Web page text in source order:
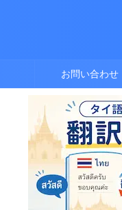
お問い合わせ